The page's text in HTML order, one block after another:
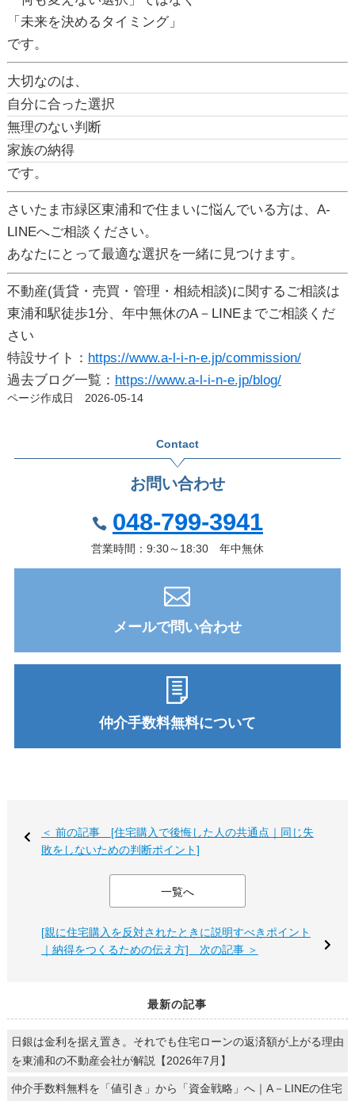
「未来を決めるタイミング」
です。
大切なのは、
自分に合った選択
無理のない判断
家族の納得
です。
さいたま市緑区東浦和で住まいに悩んでいる方は、A-
LINEへご相談ください。
あなたにとって最適な選択を一緒に見つけます。
不動産(賃貸・売買・管理・相続相談)に関するご相談は
東浦和駅徒歩1分、年中無休のA－LINEまでご相談くだ
さい
特設サイト： https://www.a-l-i-n-e.jp/commission/
過去ブログ一覧： https://www.a-l-i-n-e.jp/blog/
ページ作成日 2026-05-14
Contact
お問い合わせ
048-799-3941
営業時間：9:30～18:30 年中無休
メールで問い合わせ
仲介手数料無料について
＜ 前の記事 [住宅購入で後悔した人の共通点｜同じ失
敗をしないための判断ポイント]
一覧へ
[親に住宅購入を反対されたときに説明すべきポイント
｜納得をつくるための伝え方] 次の記事 ＞
最新の記事
日銀は金利を据え置き。それでも住宅ローンの返済額が上がる理由
を東浦和の不動産会社が解説【2026年7月】
仲介手数料無料を「値引き」から「資金戦略」へ｜A－LINEの住宅